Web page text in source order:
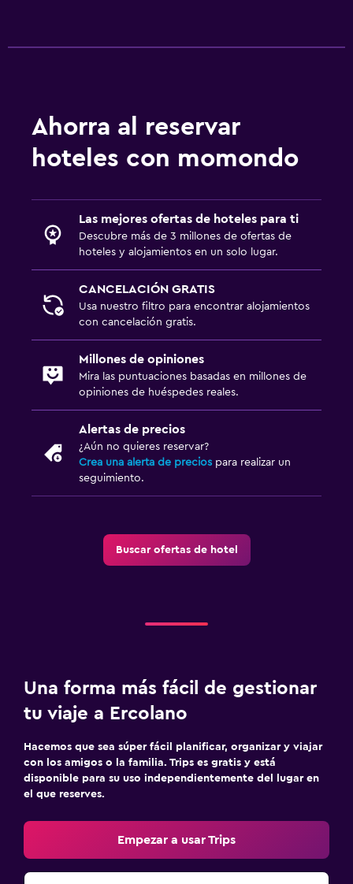
Ahorra al reservar
hoteles con momondo
Las mejores ofertas de hoteles para ti
Descubre más de 3 millones de ofertas de
hoteles y alojamientos en un solo lugar.
CANCELACIÓN GRATIS
Usa nuestro filtro para encontrar alojamientos
con cancelación gratis.
Millones de opiniones
Mira las puntuaciones basadas en millones de
opiniones de huéspedes reales.
Alertas de precios
¿Aún no quieres reservar?
Crea una alerta de precios para realizar un
seguimiento.
Buscar ofertas de hotel
Una forma más fácil de gestionar
tu viaje a Ercolano
Hacemos que sea súper fácil planificar, organizar y viajar
con los amigos o la familia. Trips es gratis y está
disponible para su uso independientemente del lugar en
el que reserves.
Empezar a usar Trips